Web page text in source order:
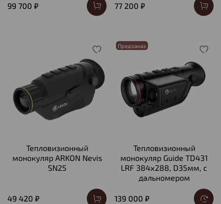
99 700 ₽ 77 200 ₽
Тепловизионный
монокуляр ARKON Nevis
SN25
49 420 ₽
Предзаказ
Тепловизионный
монокуляр Guide TD431
LRF 384х288, D35мм, с
дальномером
139 000 ₽